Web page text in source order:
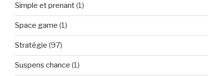
Simple et prenant(1)
Space game (1)
Stratégie (97)
Suspens chance (1)